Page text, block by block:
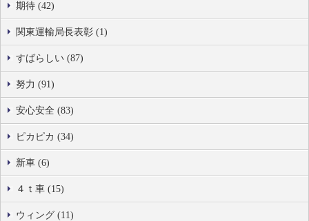
期待 (42)
関東運輸局長表彰 (1)
すばらしい (87)
努力 (91)
安心安全 (83)
ピカピカ (34)
新車 (6)
４ｔ車 (15)
ウィング (11)